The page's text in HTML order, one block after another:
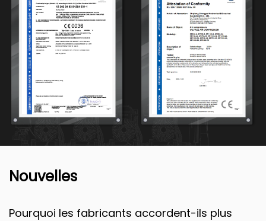
Nouvelles
Pourquoi les fabricants accordent-ils plus